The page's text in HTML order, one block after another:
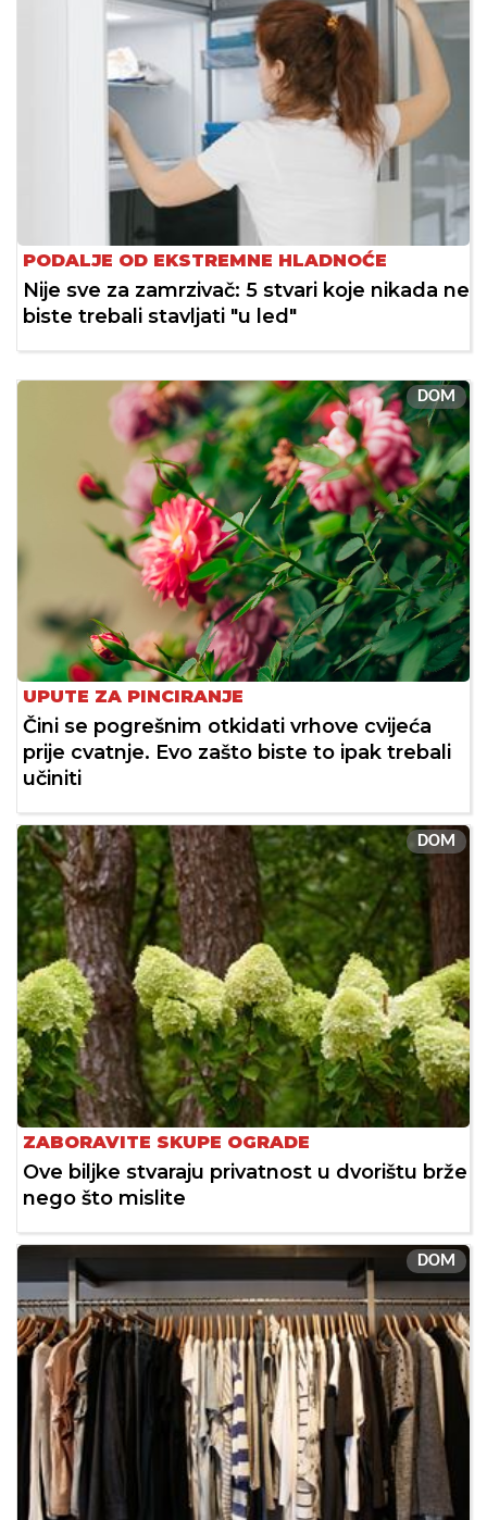
PODALJE OD EKSTREMNE HLADNOĆE
Nije sve za zamrzivač: 5 stvari koje nikada ne
biste trebali stavljati "u led"
DOM
UPUTE ZA PINCIRANJE
Čini se pogrešnim otkidati vrhove cvijeća
prije cvatnje. Evo zašto biste to ipak trebali
učiniti
DOM
ZABORAVITE SKUPE OGRADE
Ove biljke stvaraju privatnost u dvorištu brže
nego što mislite
DOM